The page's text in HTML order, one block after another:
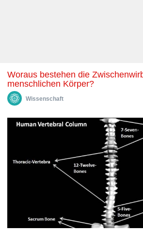
Woraus bestehen die Zwischenwirbelscheiben im
menschlichen Körper?
Wissenschaft